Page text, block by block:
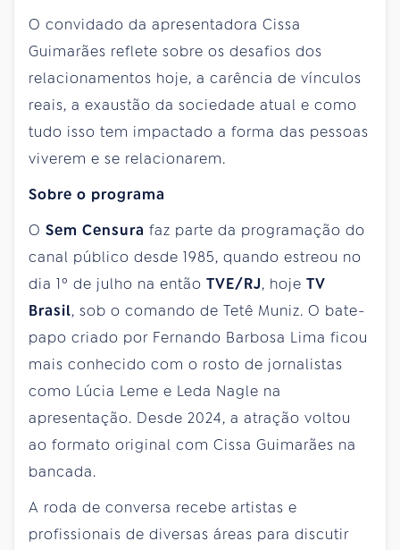
O convidado da apresentadora Cissa
Guimarães reflete sobre os desafios dos
relacionamentos hoje, a carência de vínculos
reais, a exaustão da sociedade atual e como
tudo isso tem impactado a forma das pessoas
viverem e se relacionarem.
Sobre o programa
O Sem Censura faz parte da programação do
canal público desde 1985, quando estreou no
dia 1º de julho na então TVE/RJ, hoje TV
Brasil, sob o comando de Tetê Muniz. O bate-
papo criado por Fernando Barbosa Lima ficou
mais conhecido com o rosto de jornalistas
como Lúcia Leme e Leda Nagle na
apresentação. Desde 2024, a atração voltou
ao formato original com Cissa Guimarães na
bancada.
A roda de conversa recebe artistas e
profissionais de diversas áreas para discutir